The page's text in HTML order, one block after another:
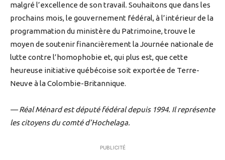
malgré l’excellence de son travail. Souhaitons que dans les
prochains mois, le gouvernement fédéral, à l’intérieur de la
programmation du ministère du Patrimoine, trouve le
moyen de soutenir financièrement la Journée nationale de
lutte contre l’homophobie et, qui plus est, que cette
heureuse initiative québécoise soit exportée de Terre-
Neuve à la Colombie-Britannique.
— Réal Ménard est député fédéral depuis 1994. Il représente
les citoyens du comté d’Hochelaga.
PUBLICITÉ